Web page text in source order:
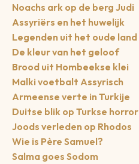
Noachs ark op de berg Judi
Assyriërs en het huwelijk
Legenden uit het oude land
De kleur van het geloof
Brood uit Hombeekse klei
Malki voetbalt Assyrisch
Armeense verte in Turkije
Duitse blik op Turkse horror
Joods verleden op Rhodos
Wie is Père Samuel?
Salma goes Sodom